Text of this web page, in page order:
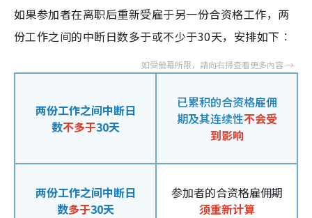
如果参加者在离职后重新受雇于另一份合资格工作，两
份工作之间的中断日数多于或不少于30天，安排如下︰
两份工作之间中断日
数不多于30天
已累积的合资格雇佣
期及其连续性不会受
到影响
两份工作之间中断日
数多于30天
参加者的合资格雇佣期
须重新计算